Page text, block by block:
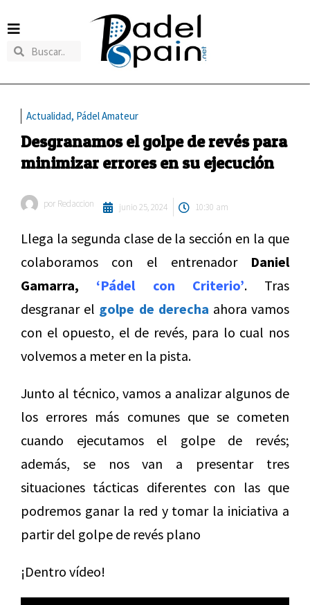
Actualidad, Pádel Amateur
Desgranamos el golpe de revés para
minimizar errores en su ejecución
por Redaccion junio 25, 2024 10:30 am
Llega la segunda clase de la sección en la que
colaboramos con el entrenador Daniel
Gamarra, ‘Pádel con Criterio’. Tras
desgranar el golpe de derecha ahora vamos
con el opuesto, el de revés, para lo cual nos
volvemos a meter en la pista.
Junto al técnico, vamos a analizar algunos de
los errores más comunes que se cometen
cuando ejecutamos el golpe de revés;
además, se nos van a presentar tres
situaciones tácticas diferentes con las que
podremos ganar la red y tomar la iniciativa a
partir del golpe de revés plano
¡Dentro vídeo!